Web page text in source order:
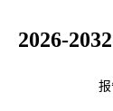
2026-
报